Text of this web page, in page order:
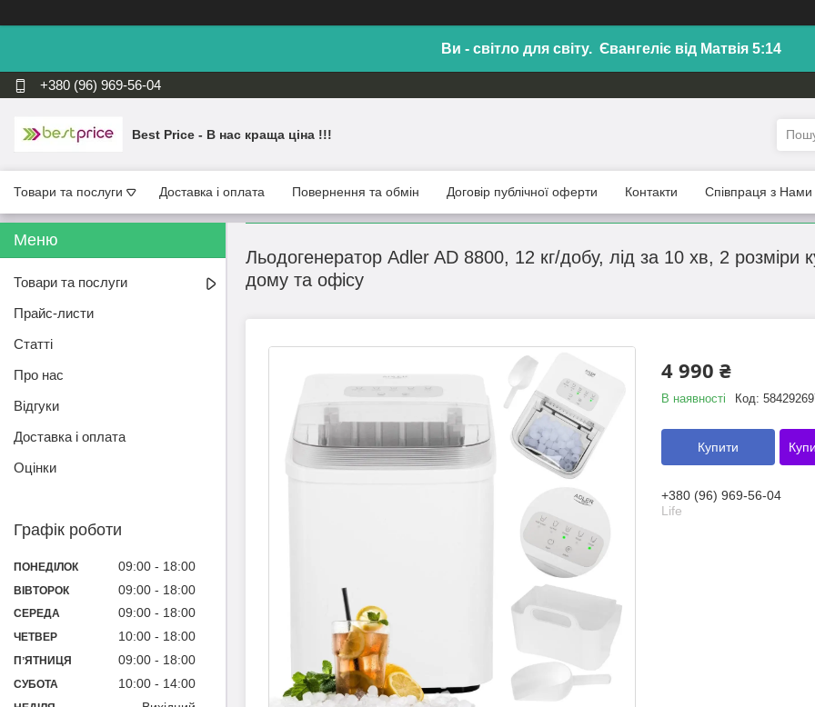
Ви - світло для світу. Євангеліє від Матвія 5:14
+380 (96) 969-56-04
Best Price - В нас краща ціна !!!
Товари та послуги Доставка і оплата Повернення та обмін Договір публічної оферти Контакти Співпраця з Нами
Льодогенератор Adler AD 8800, 12 кг/добу, лід за 10 хв, 2
дому та офісу
4 990 ₴
В наявності Код:
Купити
+380 (96) 969-56-04
Life
Товари та послуги
Прайс-листи
Статті
Про нас
Відгуки
Доставка і оплата
Оцінки
Графік роботи
ПОНЕДІЛОК 09:00 18:00
ВІВТОРОК 09:00 18:00
СЕРЕДА 09:00 18:00
ЧЕТВЕР 10:00 18:00
ПʼЯТНИЦЯ 09:00 18:00
СУБОТА 10:00 14:00